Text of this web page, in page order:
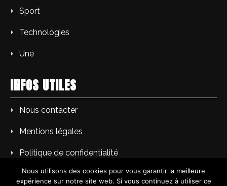
Sport
Technologies
Une
INFOS UTILES
Nous contacter
Mentions légales
Politique de confidentialité
Nous utilisons des cookies pour vous garantir la meilleure
expérience sur notre site web. Si vous continuez à utiliser ce